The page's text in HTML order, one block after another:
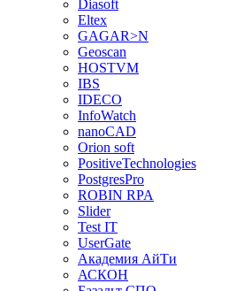
Diasoft
Eltex
GAGAR>N
Geoscan
HOSTVM
IBS
IDECO
InfoWatch
nanoCAD
Orion soft
PositiveTechnologies
PostgresPro
ROBIN RPA
Slider
Test IT
UserGate
Академия АйТи
АСКОН